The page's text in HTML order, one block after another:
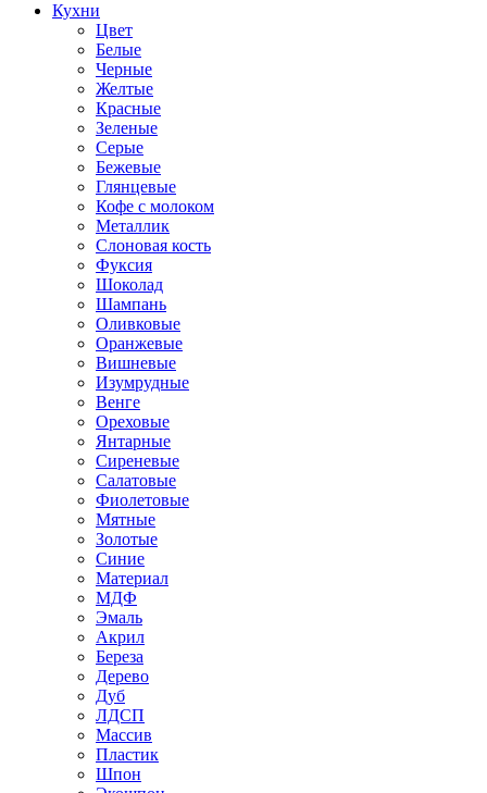
Кухни
Цвет
Белые
Черные
Желтые
Красные
Зеленые
Серые
Бежевые
Глянцевые
Кофе с молоком
Металлик
Слоновая кость
Фуксия
Шоколад
Шампань
Оливковые
Оранжевые
Вишневые
Изумрудные
Венге
Ореховые
Янтарные
Сиреневые
Салатовые
Фиолетовые
Мятные
Золотые
Синие
Материал
МДФ
Эмаль
Акрил
Береза
Дерево
Дуб
ЛДСП
Массив
Пластик
Шпон